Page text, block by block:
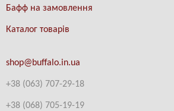
Бафф на замовлення
Каталог товарів
shop@buffalo.in.ua
+38 (063) 707-29-18
+38 (068) 705-19-19